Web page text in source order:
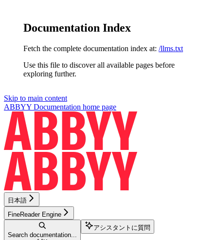
Documentation Index
Fetch the complete documentation index at: /llms.txt
Use this file to discover all available pages before
exploring further.
Skip to main content
ABBYY Documentation home page
日本語
FineReader Engine
Search documentation...
アシスタントに質問